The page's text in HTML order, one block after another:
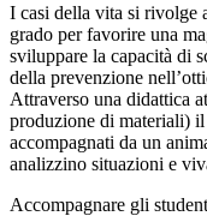
I casi della vita si rivolge
grado per favorire una
sviluppare la capacità di
della prevenzione
Attraverso una didattica
produzione di materiali)
accompagnati da un
analizzino situazioni e
Accompagnare gli